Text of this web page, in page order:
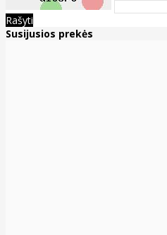
Rašyti
Susijusios prekės